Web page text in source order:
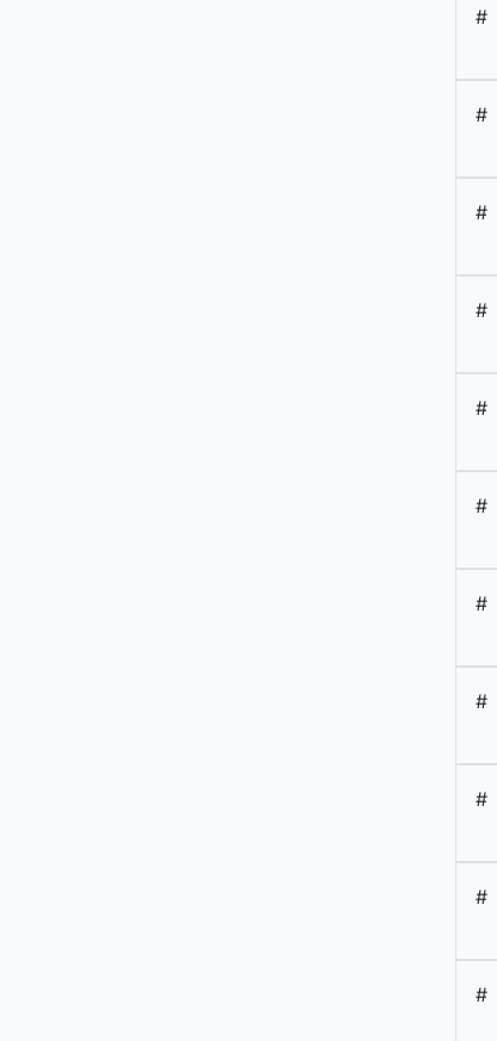
#
#
#
#
#
#
#
#
#
#
#